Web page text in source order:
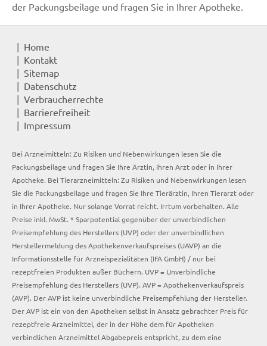
der Packungsbeilage und fragen Sie in Ihrer Apotheke.
Home
Kontakt
Sitemap
Datenschutz
Verbraucherrechte
Barrierefreiheit
Impressum
Bei Arzneimitteln: Zu Risiken und Nebenwirkungen lesen Sie die
Packungsbeilage und fragen Sie Ihre Ärztin, Ihren Arzt oder in Ihrer
Apotheke. Bei Tierarzneimitteln: Zu Risiken und Nebenwirkungen lesen
Sie die Packungsbeilage und fragen Sie Ihre Tierärztin, Ihren Tierarzt oder
in Ihrer Apotheke. Nur solange Vorrat reicht. Irrtum vorbehalten. Alle
Preise inkl. MwSt. * Sparpotential gegenüber der unverbindlichen
Preisempfehlung des Herstellers (UVP) oder der unverbindlichen
Herstellermeldung des Apothekenverkaufspreises (UAVP) an die
Informationsstelle für Arzneispezialitäten (IFA GmbH) / nur bei
rezeptfreien Produkten außer Büchern. UVP = Unverbindliche
Preisempfehlung des Herstellers (UVP). AVP = Apothekenverkaufspreis
(AVP). Der AVP ist keine unverbindliche Preisempfehlung der Hersteller.
Der AVP ist ein von den Apotheken selbst in Ansatz gebrachter Preis für
rezeptfreie Arzneimittel, der in der Höhe dem für Apotheken
verbindlichen Arzneimittel Abgabepreis entspricht, zu dem eine